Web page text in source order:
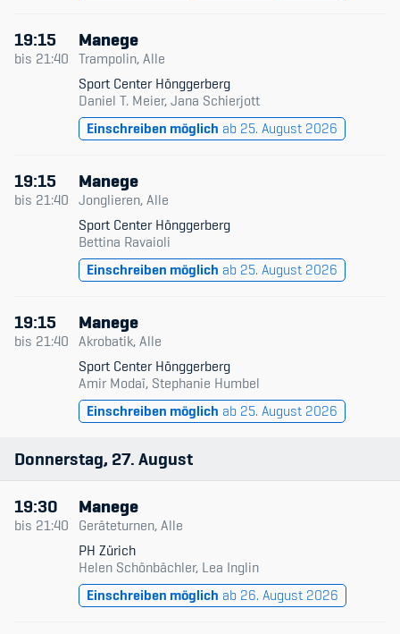
19:15
bis 21:40
Manege
Trampolin, Alle
Sport Center Hönggerberg
Daniel T. Meier, Jana Schierjott
Einschreiben möglich ab 25. August 2026
19:15
bis 21:40
Manege
Jonglieren, Alle
Sport Center Hönggerberg
Bettina Ravaioli
Einschreiben möglich ab 25. August 2026
19:15
bis 21:40
Manege
Akrobatik, Alle
Sport Center Hönggerberg
Amir Modaï, Stephanie Humbel
Einschreiben möglich ab 25. August 2026
Donnerstag 27 August
19:30
bis 21:40
Manege
Geräteturnen, Alle
PH Zürich
Helen Schönbächler, Lea Inglin
Einschreiben möglich ab 26. August 2026